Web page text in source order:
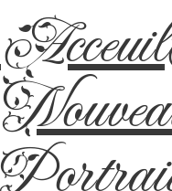
Acceuil